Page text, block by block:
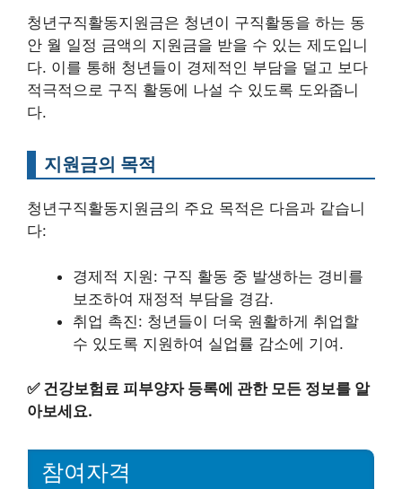
청년구직활동지원금은 청년이 구직활동을 하는 동
안 월 일정 금액의 지원금을 받을 수 있는 제도입니
다. 이를 통해 청년들이 경제적인 부담을 덜고 보다
적극적으로 구직 활동에 나설 수 있도록 도와줍니
다.
지원금의 목적
청년구직활동지원금의 주요 목적은 다음과 같습니
다:
경제적 지원: 구직 활동 중 발생하는 경비를
보조하여 재정적 부담을 경감.
취업 촉진: 청년들이 더욱 원활하게 취업할
수 있도록 지원하여 실업률 감소에 기여.
✅ 건강보험료 피부양자 등록에 관한 모든 정보를 알
아보세요.
참여자격